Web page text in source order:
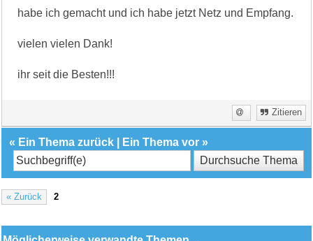
habe ich gemacht und ich habe jetzt Netz und Empfang.
vielen vielen Dank!
ihr seit die Besten!!!
Zitieren
« Ein Thema zurück Ein Thema vor »
« Zurück 2